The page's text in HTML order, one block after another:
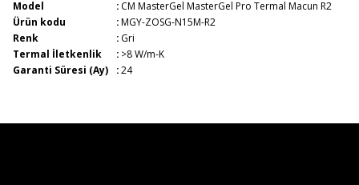
Model
: CM MasterGel MasterGel Pro Termal Macun R2
Ürün kodu
:MGY-ZOSG-N15M-R2
Renk
: Gri
Termal İletkenlik
: >8 W/m-K
Garanti Süresi (Ay)
:24